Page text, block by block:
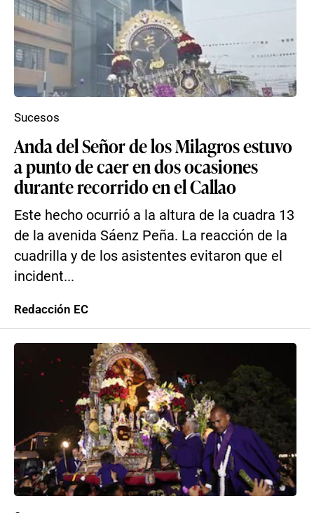
Anda del Señor de los Milagros estuvo
a punto de caer en dos ocasiones
durante recorrido en el Callao
Este hecho ocurrió a la altura de la cuadra 13
de la avenida Sáenz Peña. La reacción de la
cuadrilla y de los asistentes evitaron que el
incident...
Sucesos
Redacción EC